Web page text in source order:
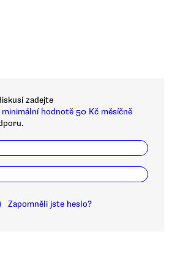
zadejte
hodnotě 50 Kč měsíčně
Zapomněli jste heslo?